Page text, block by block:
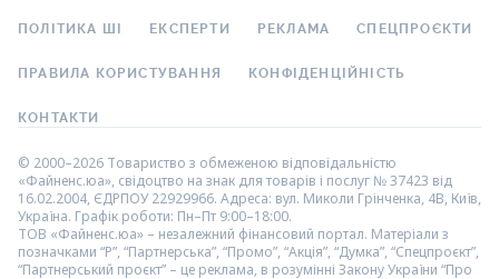
ПОЛІТИКА ШІ ЕКСПЕРТИ РЕКЛАМА СПЕЦПРОЄКТИ
ПРАВИЛА КОРИСТУВАННЯ КОНФІДЕНЦІЙНІСТЬ
КОНТАКТИ
© 2000–2026 Товариство з обмеженою відповідальністю
«Файненс.юа», свідоцтво на знак для товарів і послуг № 37423 від
16.02.2004, ЄДРПОУ 22929966. Адреса: вул. Миколи Грінченка, 4В, Київ,
Україна. Графік роботи: Пн–Пт 9:00–18:00.
ТОВ «Файненс.юа» – незалежний фінансовий портал. Матеріали з
позначками “Р”, “Партнерська”, “Промо”, “Акція”, “Думка”, “Спецпроєкт”,
“Партнерський проєкт” – це реклама, в розумінні Закону України “Про